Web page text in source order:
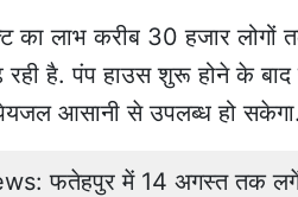
का लाभ करीब 30 हजार लोगों
है. पंप हाउस शुरू होने के बाद
पेयजल आसानी से उपलब्ध हो सकेगा.
फतेहपुर में 14 अगस्त तक